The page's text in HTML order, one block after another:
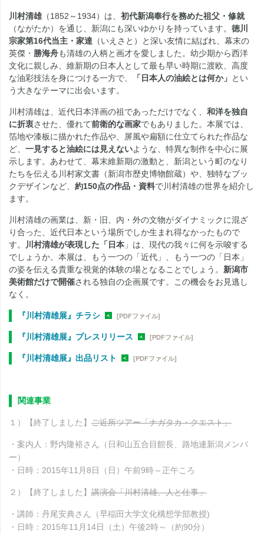
川村清雄（1852～1934）は、 初代新潟奉行を務めた祖父・修就
（ながたか）を通じ、新潟にも深いゆかりを持っています。 徳川
宗家第16代当主・家達 （いえさと）と深い友情に結ばれ、幕末の
英傑・ 勝海舟も清雄の人柄と画才を愛しました。幼少期から西洋
文化に親しみ、維新期の日本人として最も早い時期に渡欧、高度
な油彩技法を身につける一方で、
「日本人の油絵とは何か」 とい
う大きなテーマに出会います。
川村清雄は、近代日本洋画の祖であっただけでなく、 和洋を独自
に折衷させた、優れて前衛的な画家でもありました。本展では、
箔地や漆板に描かれた作品や、屏風や扁額に仕立てられた作品な
ど、 一見すると油絵には見えないような、特異な制作を中心に展
示します。あわせて、幕末維新期の激動と、新潟という町のなり
たちを伝える川村家文書（新潟市歴史博物館蔵）や、独特なブッ
クデザインなど、 約150点の作品・資料で川村清雄の世界を紹介し
ます。
川村清雄の画業は、新・旧、内・外の文物がダイナミックに混ざ
り合った、近代日本という場所でしか生まれ得なかったもので
す。
川村清雄が表現した「日本 」は、現代の我々に何を示唆する
でしょうか。本展は、もう一つの「近代」、もう一つの「日本」
の姿を伝える貴重な視覚的体験の場となることでしょう。 新潟市
美術館だけで開催される独自の企画展です。この機会をお見逃し
なく。
『川村清雄展』チラシ [PDFファイル]
『川村清雄展』プレスリリース [PDFファイル]
『川村清雄展』出品リスト [PDFファイル]
関連事業
１）【終了しました】 ご近所ツアー「ナガタカ・クエスト」
・案内人：野内隆裕さん（日和山五合目館長、路地連新潟メンバ
ー）
・日時：2015年11月8日（日）午前9時～正午ころ
２）【終了しました】 講演会「川村清雄、人と仕事」
・講師：丹尾安典さん（早稲田大学文化構想学部教授)
・日時：2015年11月14日（土）午後2時～（約90分）